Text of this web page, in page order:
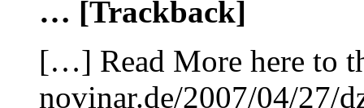
… [Trackback]
[…] Read More here to
novinar.de/2007/04/27/